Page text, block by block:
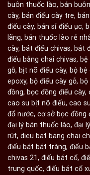
buôn thuốc lào, bán
cày, bán điếu cày tre,
điếu cày, bán sỉ điếu ục,
lãng, bán thuốc lào rẻ
cày, bát điếu chivas, bát
điếu bằng chai chivas,
gỗ, bịt nõ điếu cày, bộ
epoxy, bộ điếu cày gỗ,
đồng, bọc đồng điếu cày,
cao su bịt nõ điếu, cao
đổ nước, cơ sở bọc đồng
đại lý bán thuốc lào, đại
rút, dieu bat bang chai
điếu bát bát tràng, điếu
chivas 21, điếu bát cổ,
trung quốc, điếu bát cổ